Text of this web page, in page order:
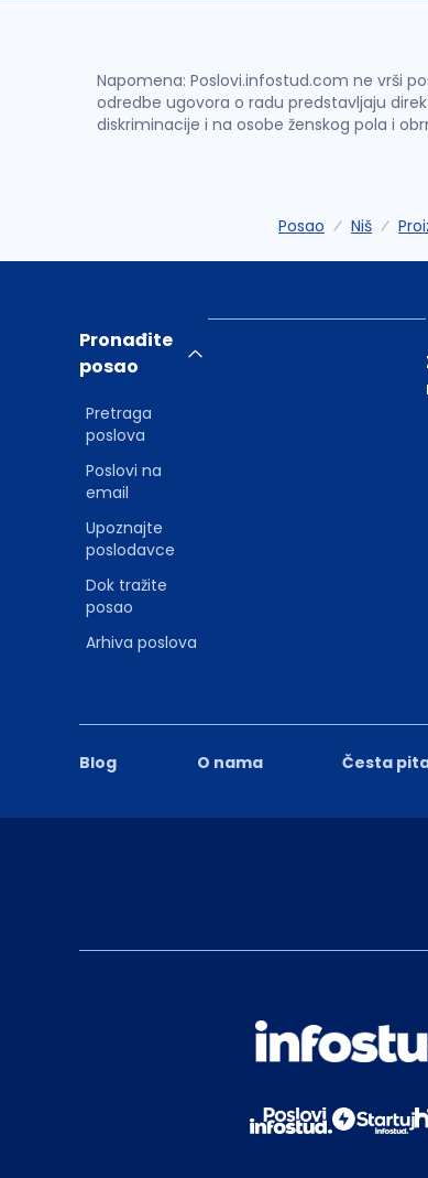
Napomena: Poslovi.infostud.com ne vrši
odredbe ugovora o radu predstavljaju
diskriminacije i na osobe ženskog pola i
Posao Niš
Blog O nama Česta
Pronađite
posao
Pretraga
poslova
Poslovi na
email
Upoznajte
poslodavce
Dok tražite
posao
Arhiva poslova